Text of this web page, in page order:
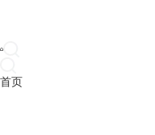
首页